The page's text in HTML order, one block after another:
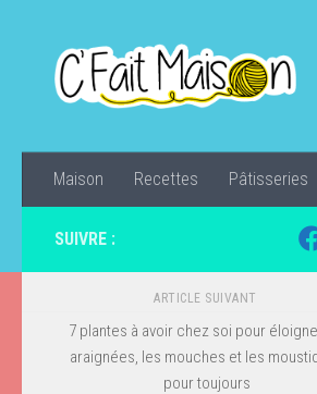
Maison Recettes Pâtisseries
SUIVRE :
ARTICLE SUIVANT
7 plantes à avoir chez soi pour
araignées, les mouches et les
pour toujours